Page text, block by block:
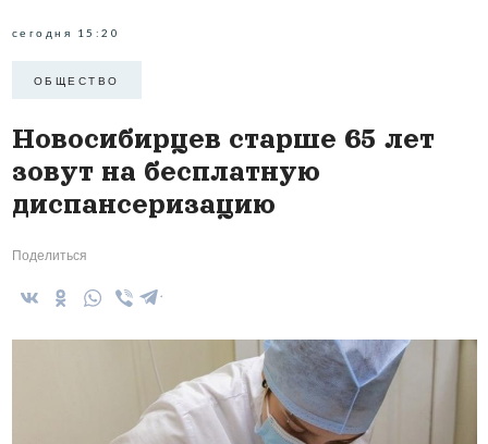
сегодня 15:20
ОБЩЕСТВО
Новосибирцев старше 65 лет
зовут на бесплатную
диспансеризацию
Поделиться